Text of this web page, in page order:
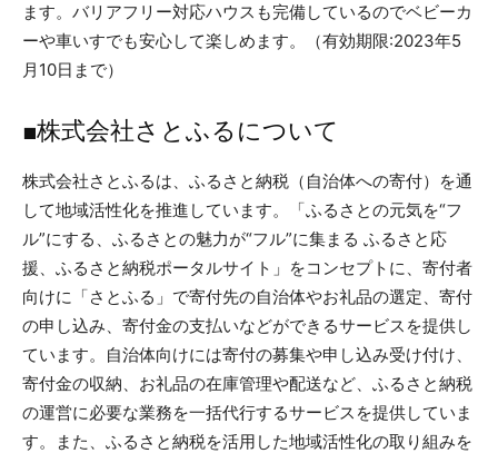
ます。バリアフリー対応ハウスも完備しているのでベビーカ
ーや車いすでも安心して楽しめます。（有効期限:2023年5
月10日まで）
■株式会社さとふるについて
株式会社さとふるは、ふるさと納税（自治体への寄付）を通
して地域活性化を推進しています。「ふるさとの元気を“フ
ル”にする、ふるさとの魅力が“フル”に集まる ふるさと応
援、ふるさと納税ポータルサイト」をコンセプトに、寄付者
向けに「さとふる」で寄付先の自治体やお礼品の選定、寄付
の申し込み、寄付金の支払いなどができるサービスを提供し
ています。自治体向けには寄付の募集や申し込み受け付け、
寄付金の収納、お礼品の在庫管理や配送など、ふるさと納税
の運営に必要な業務を一括代行するサービスを提供していま
す。また、ふるさと納税を活用した地域活性化の取り組みを